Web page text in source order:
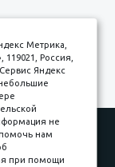
Оплата
Метрика,
Россия,
Яндекс
не
нам
при помощи